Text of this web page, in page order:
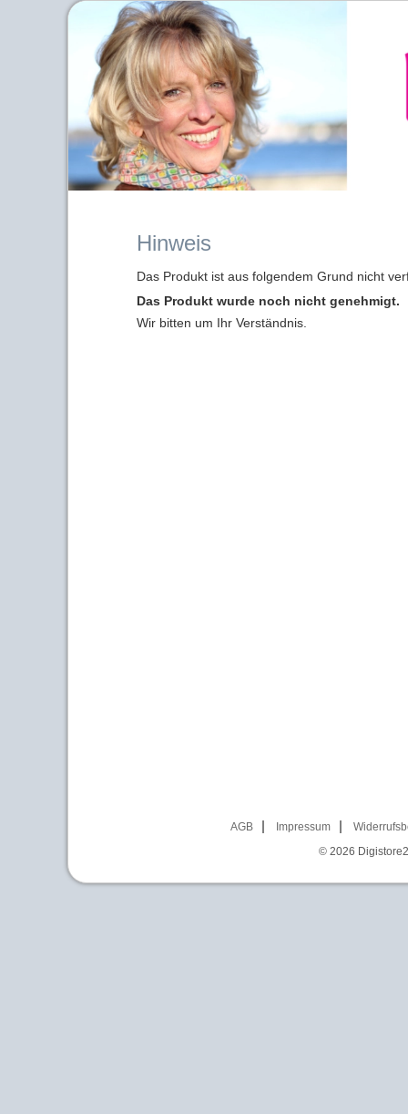
Hinweis
Das Produkt ist aus folgendem Grund nicht
Das Produkt wurde noch nicht genehmigt.
Wir bitten um Ihr Verständnis.
AGB Impressum
© 2026